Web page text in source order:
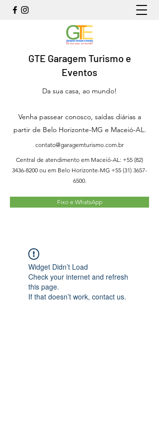
GTE Garagem Turismo e
Eventos
Da sua casa, ao mundo!
Venha passear conosco, saídas diárias a
partir de Belo Horizonte-MG e Maceió-AL.
contato@garagemturismo.com.br
Central de atendimento em Maceió-AL: +55 (82)
3436-8200 ou em Belo Horizonte-MG +55 (31) 3657-
6500.
Fixo e WhatsApp
Widget Didn’t Load
Check your internet and refresh
this page.
If that doesn’t work, contact us.